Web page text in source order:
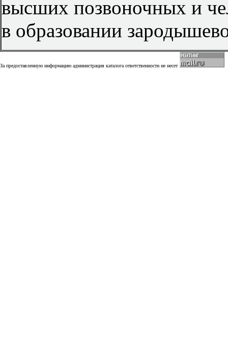
высших позвоночных и
в образовании
За предоставленную информацию администрация каталога ответственности не несет